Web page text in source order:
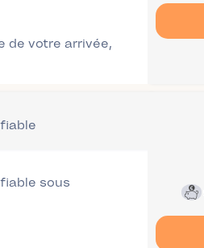
de votre arrivée,
sous